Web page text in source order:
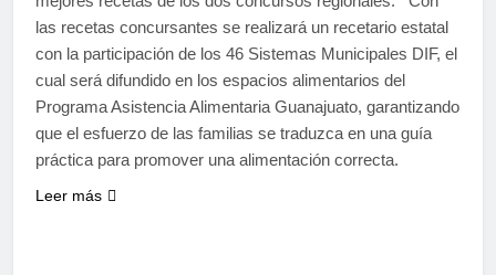
las recetas concursantes se realizará un recetario estatal
con la participación de los 46 Sistemas Municipales DIF, el
cual será difundido en los espacios alimentarios del
Programa Asistencia Alimentaria Guanajuato, garantizando
que el esfuerzo de las familias se traduzca en una guía
práctica para promover una alimentación correcta.
Leer más